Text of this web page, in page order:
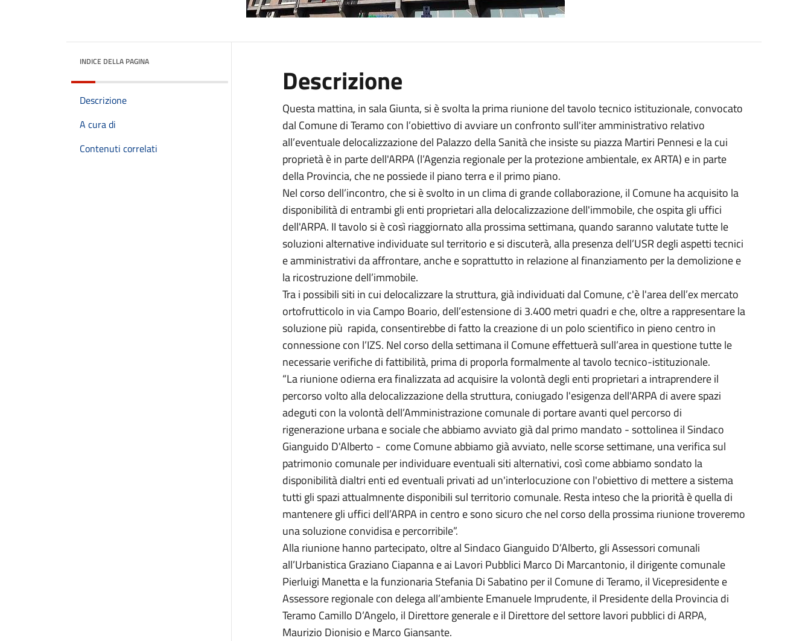
INDICE DELLA PAGINA
Descrizione
A cura di
Contenuti correlati
Descrizione
Questa mattina, in sala Giunta, si è svolta la prima riunione del tavolo tecnico istituzionale, convocato
dal Comune di Teramo con l’obiettivo di avviare un confronto sull'iter amministrativo relativo
all’eventuale delocalizzazione del Palazzo della Sanità che insiste su piazza Martiri Pennesi e la cui
proprietà è in parte dell'ARPA (l’Agenzia regionale per la protezione ambientale, ex ARTA) e in parte
della Provincia, che ne possiede il piano terra e il primo piano.
Nel corso dell’incontro, che si è svolto in un clima di grande collaborazione, il Comune ha acquisito la
disponibilità di entrambi gli enti proprietari alla delocalizzazione dell'immobile, che ospita gli uffici
dell'ARPA. II tavolo si è così riaggiornato alla prossima settimana, quando saranno valutate tutte le
soluzioni alternative individuate sul territorio e si discuterà, alla presenza dell’USR degli aspetti tecnici
e amministrativi da affrontare, anche e soprattutto in relazione al finanziamento per la demolizione e
la ricostruzione dell’immobile.
Tra i possibili siti in cui delocalizzare la struttura, già individuati dal Comune, c'è l'area dell’ex mercato
ortofrutticolo in via Campo Boario, dell’estensione di 3.400 metri quadri e che, oltre a rappresentare la
soluzione più rapida, consentirebbe di fatto la creazione di un polo scientifico in pieno centro in
connessione con l’IZS. Nel corso della settimana il Comune effettuerà sull’area in questione tutte le
necessarie verifiche di fattibilità, prima di proporla formalmente al tavolo tecnico-istituzionale.
“La riunione odierna era finalizzata ad acquisire la volontà degli enti proprietari a intraprendere il
percorso volto alla delocalizzazione della struttura, coniugado l'esigenza dell'ARPA di avere spazi
adeguti con la volontà dell’Amministrazione comunale di portare avanti quel percorso di
rigenerazione urbana e sociale che abbiamo avviato già dal primo mandato - sottolinea il Sindaco
Gianguido D'Alberto - come Comune abbiamo già avviato, nelle scorse settimane, una verifica sul
patrimonio comunale per individuare eventuali siti alternativi, così come abbiamo sondato la
disponibilità dialtri enti ed eventuali privati ad un'interlocuzione con l'obiettivo di mettere a sistema
tutti gli spazi attualmnente disponibili sul territorio comunale. Resta inteso che la priorità è quella di
mantenere gli uffici dell’ARPA in centro e sono sicuro che nel corso della prossima riunione troveremo
una soluzione convidisa e percorribile”.
Alla riunione hanno partecipato, oltre al Sindaco Gianguido D’Alberto, gli Assessori comunali
all’Urbanistica Graziano Ciapanna e ai Lavori Pubblici Marco Di Marcantonio, il dirigente comunale
Pierluigi Manetta e la funzionaria Stefania Di Sabatino per il Comune di Teramo, il Vicepresidente e
Assessore regionale con delega all’ambiente Emanuele Imprudente, il Presidente della Provincia di
Teramo Camillo D’Angelo, il Direttore generale e il Direttore del settore lavori pubblici di ARPA,
Maurizio Dionisio e Marco Giansante.